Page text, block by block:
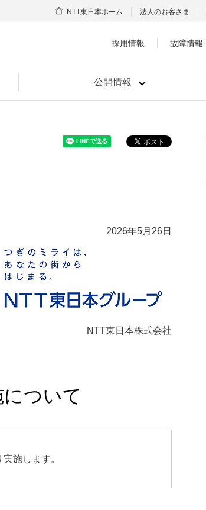
公開情報
NTT東日本ホーム 法人のお客さま
採用情報 故障情報
2026年5月26日
NTT東日本株式会社
ついて
施します。